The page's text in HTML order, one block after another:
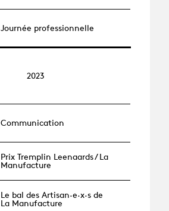
Journée professionnelle
2023
Communication
Prix Tremplin Leenaards / La
Manufacture
Le bal des Artisan·e·x·s de
La Manufacture